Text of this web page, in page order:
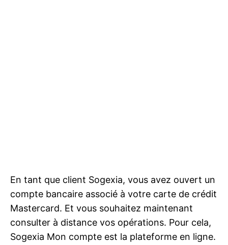
En tant que client Sogexia, vous avez ouvert un
compte bancaire associé à votre carte de crédit
Mastercard. Et vous souhaitez maintenant
consulter à distance vos opérations. Pour cela,
Sogexia Mon compte est la plateforme en ligne.